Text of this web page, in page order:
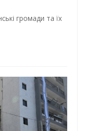
громади та їх